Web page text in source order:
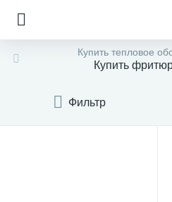
Купить тепловое
Купить
Фильтр